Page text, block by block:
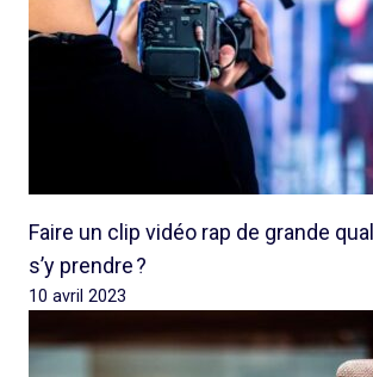
Faire un clip vidéo rap de grande
s’y prendre ?
10 avril 2023